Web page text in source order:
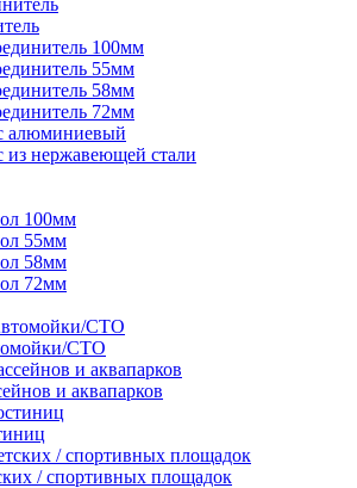
100мм
55мм
58мм
72мм
алюминиевый
из нержавеющей стали
100мм
55мм
58мм
72мм
СТО
и аквапарков
/ спортивных площадок